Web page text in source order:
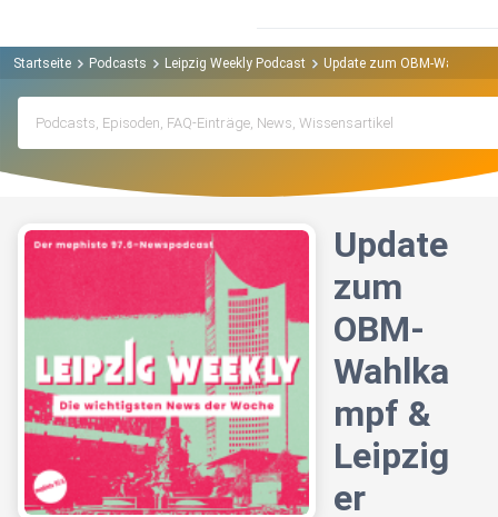
Startseite Podcasts Leipzig Weekly Podcast Update zum OBM-
Update
zum
OBM-
Wahlka
mpf &
Leipzig
er